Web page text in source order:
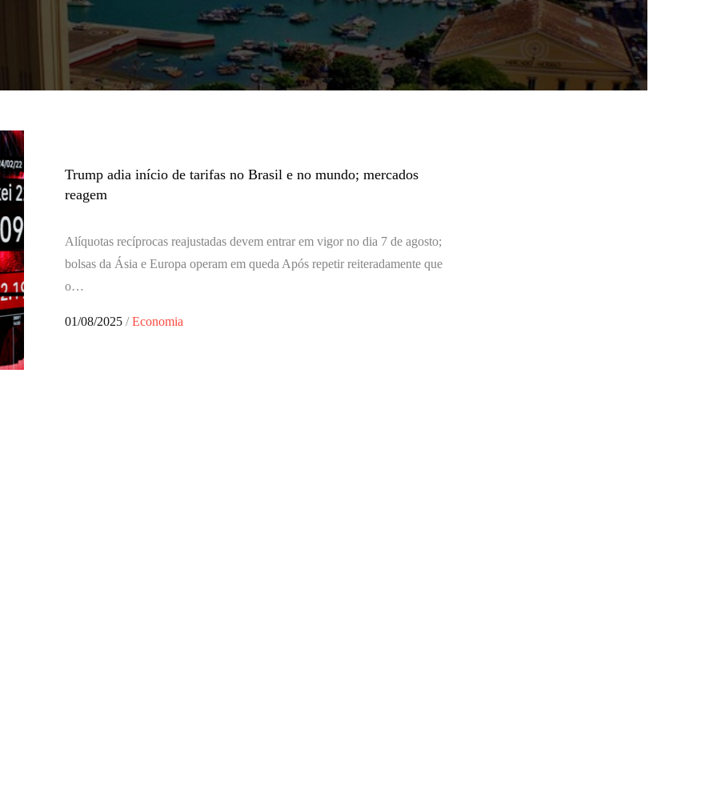
Trump adia início de tarifas no Brasil e no mundo; mercados
reagem
Alíquotas recíprocas reajustadas devem entrar em vigor no dia 7 de agosto;
bolsas da Ásia e Europa operam em queda Após repetir reiteradamente que
o…
Posted
01/08/2025 Economia